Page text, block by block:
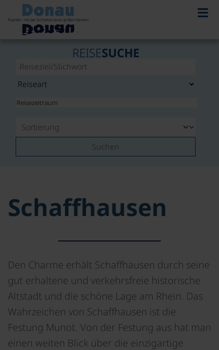
REISESUCHE
Suchen
Schaffhausen
Den Charme erhält Schaffhausen durch seine
gut erhaltene und verkehrsfreie historische
Altstadt und die schöne Lage am Rhein. Das
Wahrzeichen von Schaffhausen ist die
Festung Munot. Von der Festung aus hat man
einen weiten Blick über die einzigartige